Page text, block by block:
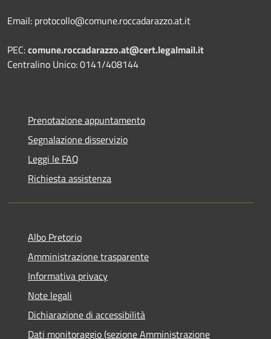
Email: protocollo@comune.roccadarazzo.at.it
PEC:comune.roccadarazzo.at@cert.legalmail.it
Centralino Unico: 0141/408144
Prenotazione appuntamento
Segnalazione disservizio
Leggi le FAQ
Richiesta assistenza
Albo Pretorio
Amministrazione trasparente
Informativa privacy
Note legali
Dichiarazione di accessibilità
Dati monitoraggio (sezione Amministrazione